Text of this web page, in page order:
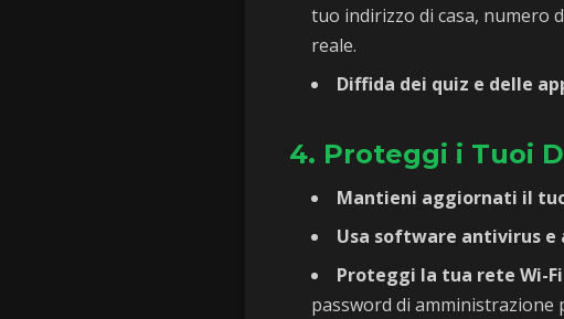
tuo indirizzo di casa, numero
reale.
Diffida dei quiz e delle
4. Proteggi i Tuoi
Mantieni aggiornati il
Usa software antivirus
Proteggi la tua rete Wi-
password di amministrazione